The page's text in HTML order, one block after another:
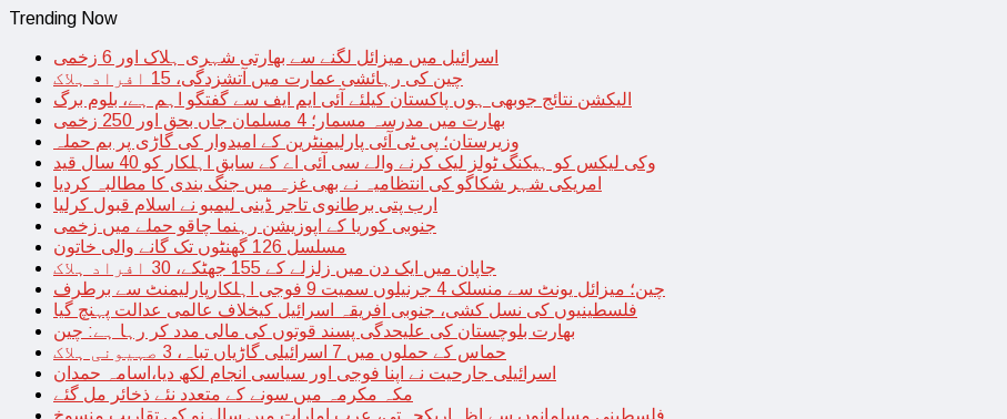
Trending Now
اسرائیل میں میزائل لگنے سے بھارتی شہری ہلاک اور 6 زخمی
چین کی رہائشی عمارت میں آتشزدگی، 15 افراد ہلاک
الیکشن نتائج جوبھی ہوں پاکستان کیلئے آئی ایم ایف سے گفتگو اہم ہے، بلوم برگ
بھارت میں مدرسہ مسمار؛ 4 مسلمان جاں بحق اور 250 زخمی
وزیرستان؛ پی ٹی آئی پارلیمنٹرین کے امیدوار کی گاڑی پر بم حملہ
وکی لیکس کو ہیکنگ ٹولز لیک کرنے والے سی آئی اے کے سابق اہلکار کو 40 سال قید
امریکی شہر شکاگو کی انتظامیہ نے بھی غزہ میں جنگ بندی کا مطالبہ کردیا
ارب پتی برطانوی تاجر ڈینی لیمبو نے اسلام قبول کرلیا
جنوبی کوریا کے اپوزیشن رہنما چاقو حملے میں زخمی
مسلسل 126 گھنٹوں تک گانے والی خاتون
جاپان میں ایک دن میں زلزلے کے 155 جھٹکے، 30 افراد ہلاک
چین؛ میزائل یونٹ سے منسلک 4 جرنیلوں سمیت 9 فوجی اہلکارپارلیمنٹ سے برطرف
فلسطینیوں کی نسل کشی، جنوبی افریقہ اسرائیل کیخلاف عالمی عدالت پہنچ گیا
بھارت بلوچستان کی علیحدگی پسند قوتوں کی مالی مدد کر رہا ہے: چین
حماس کے حملوں میں 7 اسرائیلی گاڑیاں تباہ، 3 صہیونی ہلاک
اسرائیلی جارحیت نے اپنا فوجی اور سیاسی انجام لکھ دیا،اسامہ حمدان
مکہ مکرمہ میں سونے کے متعدد نئے ذخائر مل گئے
فلسطینی مسلمانوں سے اظہاریکجہتی، عرب امارات میں سال نو کی تقاریب منسوخ